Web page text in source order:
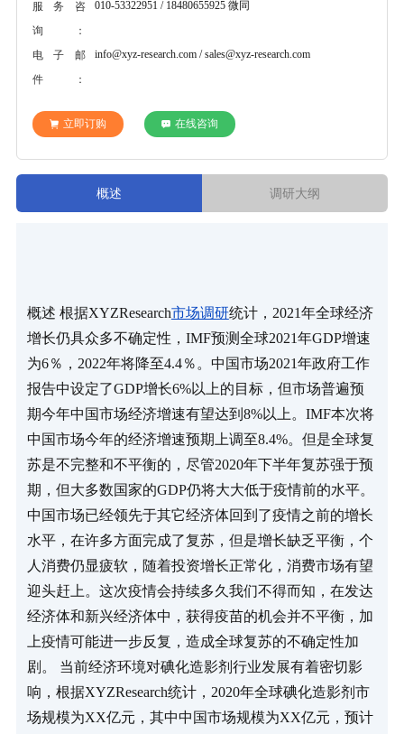
服务咨
询：
010-53322951 / 18480655925 微同
电子邮
件：
info@xyz-research.com / sales@xyz-research.com
立即订购 在线咨询
概述 调研大纲
概述 根据XYZResearch市场调研统计，2021年全球经济
增长仍具众多不确定性，IMF预测全球2021年GDP增速
为6％，2022年将降至4.4％。中国市场2021年政府工作
报告中设定了GDP增长6%以上的目标，但市场普遍预
期今年中国市场经济增速有望达到8%以上。IMF本次将
中国市场今年的经济增速预期上调至8.4%。但是全球复
苏是不完整和不平衡的，尽管2020年下半年复苏强于预
期，但大多数国家的GDP仍将大大低于疫情前的水平。
中国市场已经领先于其它经济体回到了疫情之前的增长
水平，在许多方面完成了复苏，但是增长缺乏平衡，个
人消费仍显疲软，随着投资增长正常化，消费市场有望
迎头赶上。这次疫情会持续多久我们不得而知，在发达
经济体和新兴经济体中，获得疫苗的机会并不平衡，加
上疫情可能进一步反复，造成全球复苏的不确定性加
剧。 当前经济环境对碘化造影剂行业发展有着密切影
响，根据XYZResearch统计，2020年全球碘化造影剂市
场规模为XX亿元，其中中国市场规模为XX亿元，预计